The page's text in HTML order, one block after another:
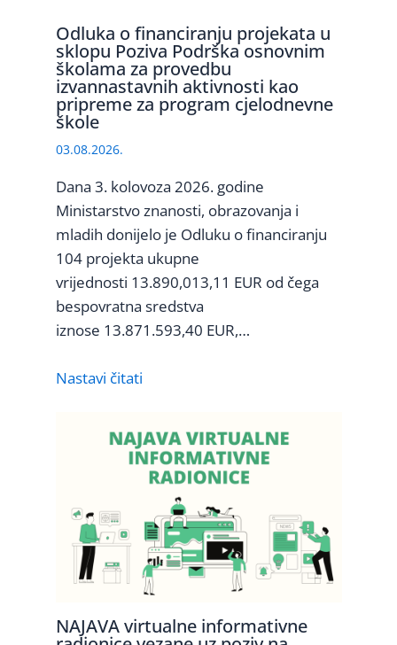
Odluka o financiranju projekata u
sklopu Poziva Podrška osnovnim
školama za provedbu
izvannastavnih aktivnosti kao
pripreme za program cjelodnevne
škole
03.08.2026.
Dana 3. kolovoza 2026. godine
Ministarstvo znanosti, obrazovanja i
mladih donijelo je Odluku o financiranju
104 projekta ukupne
vrijednosti 13.890,013,11 EUR od čega
bespovratna sredstva
iznose 13.871.593,40 EUR,…
Nastavi čitati
NAJAVA virtualne informativne